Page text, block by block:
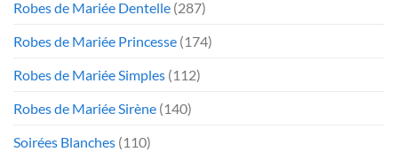
Robes de Mariée Dentelle (287)
Robes de Mariée Princesse (174)
Robes de Mariée Simples (112)
Robes de Mariée Sirène (140)
Soirées Blanches (110)